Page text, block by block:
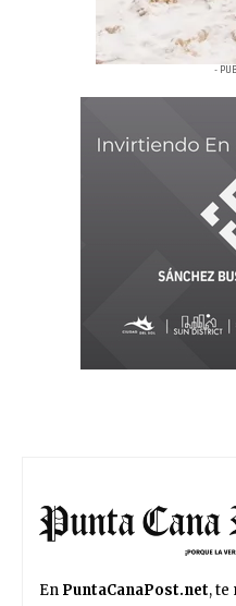
-
En PuntaCanaPost.net, te